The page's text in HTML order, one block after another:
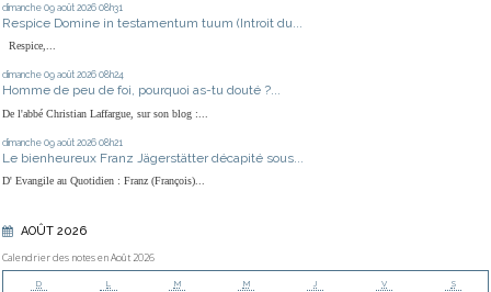
dimanche 09 août 2026 08h31
Respice Domine in testamentum tuum (Introit du...
Respice,...
dimanche 09 août 2026 08h24
Homme de peu de foi, pourquoi as-tu douté ?...
De l'abbé Christian Laffargue, sur son blog :...
dimanche 09 août 2026 08h21
Le bienheureux Franz Jägerstätter décapité sous...
D' Evangile au Quotidien : Franz (François)...
AOÛT 2026
Calendrier des notes en Août 2026
D L M M J V S